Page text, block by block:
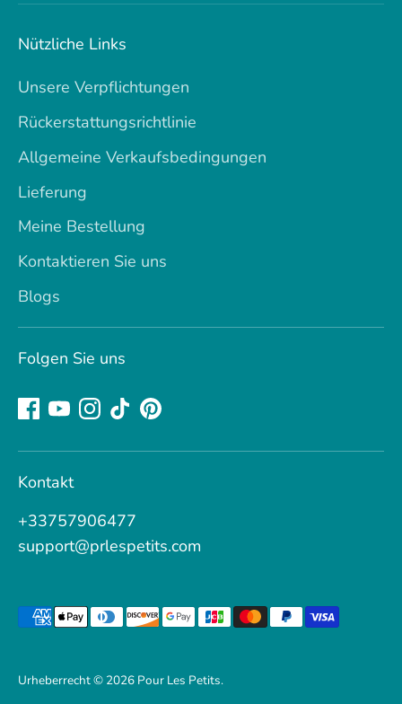
Nützliche Links
Unsere Verpflichtungen
Rückerstattungsrichtlinie
Allgemeine Verkaufsbedingungen
Lieferung
Meine Bestellung
Kontaktieren Sie uns
Blogs
Folgen Sie uns
Kontakt
+33757906477
support@prlespetits.com
Urheberrecht © 2026 Pour Les Petits.
Akzeptierte